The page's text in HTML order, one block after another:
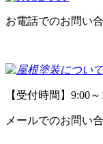
お電話でのお問い
【受付時間】9:00
メールでのお問い